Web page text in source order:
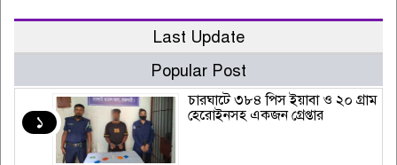
Last Update
Popular Post
১
চারঘাটে ৩৮৪ পিস ইয়াবা ও ২০ গ্রাম
হেরোইনসহ একজন গ্রেপ্তার